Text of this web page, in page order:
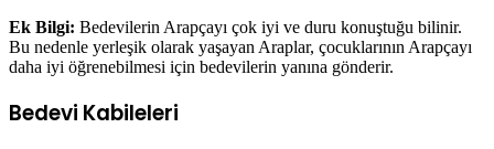
Ek Bilgi: Bedevilerin Arapçayı çok iyi ve duru konuştuğu bilinir.
Bu nedenle yerleşik olarak yaşayan Araplar, çocuklarının Arapçayı
daha iyi öğrenebilmesi için bedevilerin yanına gönderir.
Bedevi Kabileleri